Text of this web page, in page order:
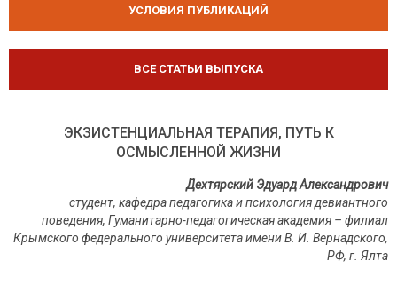
УСЛОВИЯ ПУБЛИКАЦИЙ
ВСЕ СТАТЬИ ВЫПУСКА
ЭКЗИСТЕНЦИАЛЬНАЯ ТЕРАПИЯ, ПУТЬ К
ОСМЫСЛЕННОЙ ЖИЗНИ
Дехтярский Эдуард Александрович
студент, кафедра педагогика и психология девиантного
поведения, Гуманитарно-педагогическая академия – филиал
Крымского федерального университета имени В. И. Вернадского,
РФ, г Ялта